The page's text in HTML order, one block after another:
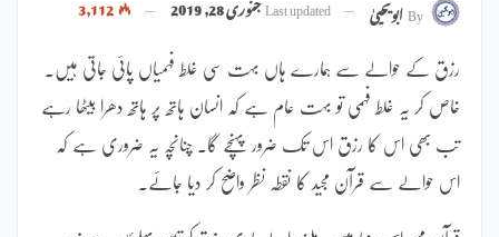
Byابویحییٰ
رزق کے حوالے سے ہمارے ہاں بہت سی غلط فہمیاں پائی جاتی ہیں۔
خاص کر یہ غلط فہمی تو بہت عام ہے کہ انسان ہاتھ پر ہاتھ دھرا بیٹھا رہے
تب بھی اس کا رزق اس تک ضرور پہنچے گا۔ چنانچہ یہ ضروری ہے کہ
اس حوالے سے قرآن مجید کا نقطہ نظر واضح کر دیا جائے۔